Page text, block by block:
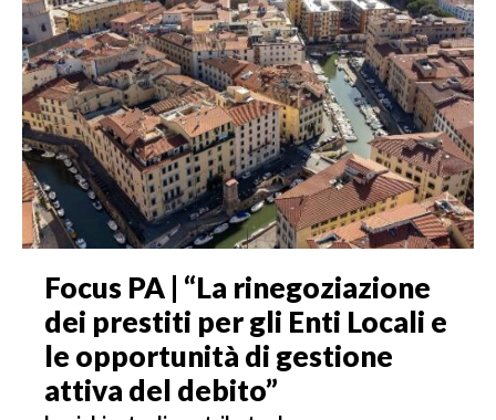
Focus PA | “La rinegoziazione
dei prestiti per gli Enti Locali e
le opportunità di gestione
attiva del debito”